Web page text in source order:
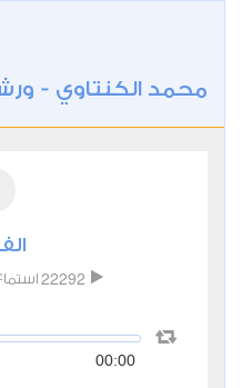
محمد الكنتاوي -
22292
00:00